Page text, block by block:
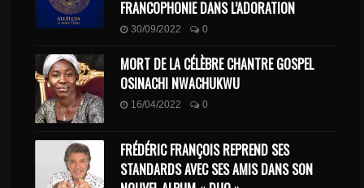
FRANCOPHONIE DANS L’ADORATION
30/09/2022 0
MORT DE LA CÉLÈBRE CHANTRE GOSPEL
OSINACHI NWACHUKWU
16/04/2022 0
FRÉDÉRIC FRANÇOIS REPREND SES
STANDARDS AVEC SES AMIS DANS SON